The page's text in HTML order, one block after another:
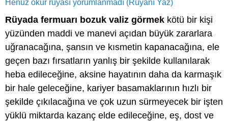
Henüz okur rüyası yorumlanmadı (Rüyanı Yaz)
Rüyada fermuarı bozuk valiz görmek kötü bir kişi
yüzünden maddi ve manevi açıdan büyük zararlara
uğranacağına, şansın ve kısmetin kapanacağına, ele
geçen bazı fırsatların yanlış bir şekilde kullanılarak
heba edileceğine, aksine hayatının daha da karmaşık
bir hale geleceğine, kariyer basamaklarının hızlı bir
şekilde çıkılacağına ve çok uzun sürmeyecek bir işten
yüklü miktarda kazanç elde edileceğine, eş, dost ve